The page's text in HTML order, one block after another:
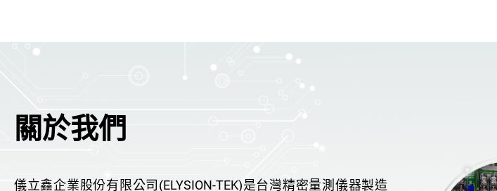
關於我們
儀立鑫企業股份有限公司(ELYSION-TEK)是台灣精密量測儀器製造